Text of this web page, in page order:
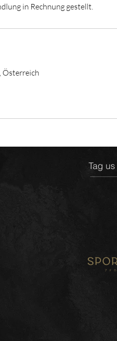
in Rechnung gestellt.
Österreich
Tag us